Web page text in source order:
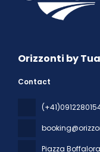
Orizzonti by
Contact
Piazza